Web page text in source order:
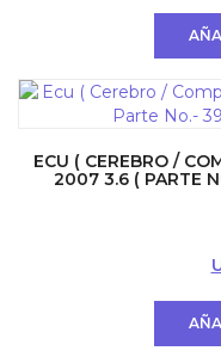
ECU ( CEREBRO /
2007 3.6 ( PARTE